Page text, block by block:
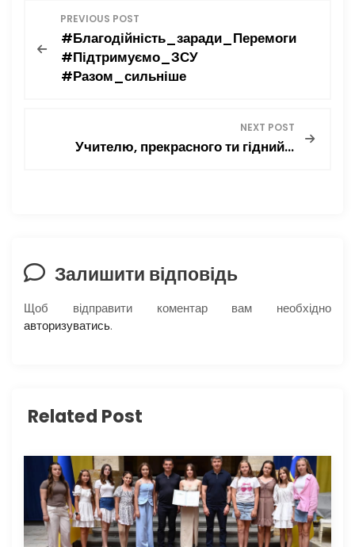
k
я
і
я
з
п
і
PREVIOUS POST
#Благодійність_заради_Перемоги
#Підтримуємо_ЗСУ
#Разом_сильніше
NEXT POST
Учителю, прекрасного ти гідний…
Залишити відповідь
Щоб відправити коментар вам необхідно
авторизуватись.
Related Post